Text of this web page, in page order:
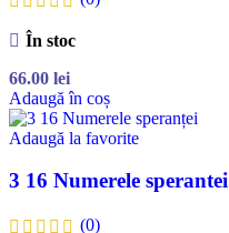
În stoc
66.00 lei
Adaugă în coș
Adaugă la favorite
3 16 Numerele sperantei
(0)